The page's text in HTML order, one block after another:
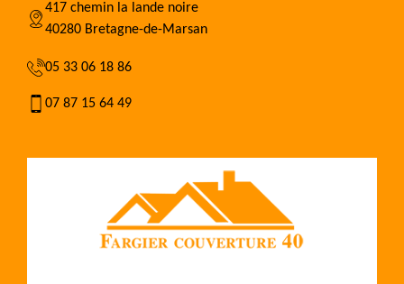
417 chemin la lande noire
40280 Bretagne-de-Marsan
05 33 06 18 86
07 87 15 64 49